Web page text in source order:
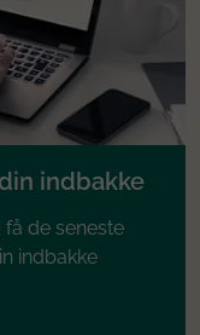
indbakke
de seneste
indbakke